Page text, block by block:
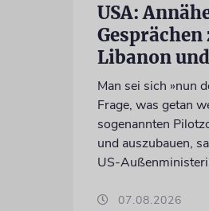
USA:
Libanon
Man sei sich »nun
Frage, was getan
sogenannten
und auszubauen,
US-
07.08.2026